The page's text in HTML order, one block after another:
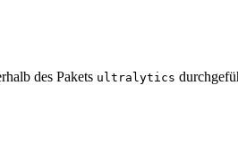
des Pakets ultralytics